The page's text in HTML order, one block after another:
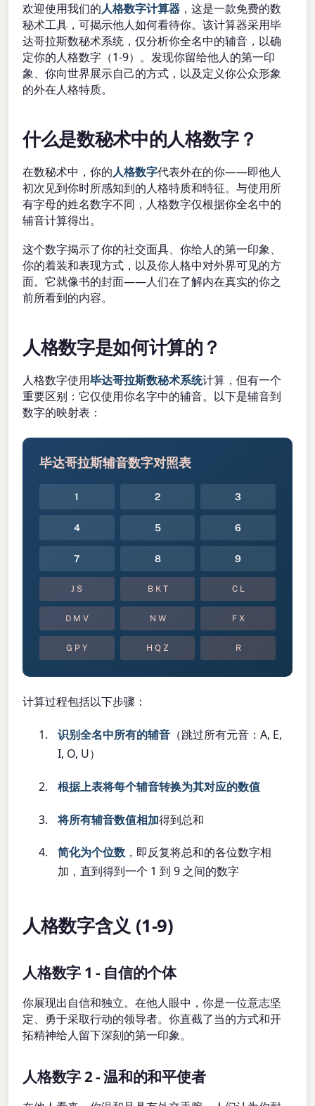
欢迎使用我们的人格数字计算器 ，这是一款免费的数
秘术工具，可揭示他人如何看待你。该计算器采用毕
达哥拉斯数秘术系统，仅分析你全名中的辅音，以确
定你的人格数字（1-9）。发现你留给他人的第一印
象、你向世界展示自己的方式，以及定义你公众形象
的外在人格特质。
什么是数秘术中的人格数字？
在数秘术中，你的人格数字代表外在的你——即他人
初次见到你时所感知到的人格特质和特征。与使用所
有字母的姓名数字不同，人格数字仅根据你全名中的
辅音计算得出。
这个数字揭示了你的社交面具、你给人的第一印象、
你的着装和表现方式，以及你人格中对外界可见的方
面。它就像书的封面——人们在了解内在真实的你之
前所看到的内容。
人格数字是如何计算的？
人格数字使用毕达哥拉斯数秘术系统计算，但有一个
重要区别：它仅使用你名字中的辅音。以下是辅音到
数字的映射表：
毕达哥拉斯辅音数字对照表
1 2 3
4 5 6
7 8 9
J S B K T C L
D M V N W F X
G P Y H Q Z R
计算过程包括以下步骤：
识别全名中所有的辅音 （跳过所有元音：A, E,
I, O, U）
根据上表将每个辅音转换为其对应的数值
将所有辅音数值相加得到总和
简化为个位数 ，即反复将总和的各位数字相
加，直到得到一个 1 到 9 之间的数字
人格数字含义 (1-9)
人格数字 1 - 自信的个体
你展现出自信和独立。在他人眼中，你是一位意志坚
定、勇于采取行动的领导者。你直截了当的方式和开
拓精神给人留下深刻的第一印象。
人格数字 2 - 温和的和平使者